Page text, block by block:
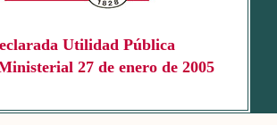
Utilidad Pública
27 de enero de 2005